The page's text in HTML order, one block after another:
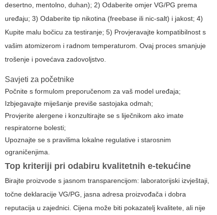
desertno, mentolno, duhan); 2) Odaberite omjer VG/PG prema
uređaju; 3) Odaberite tip nikotina (freebase ili nic-salt) i jakost; 4)
Kupite malu bočicu za testiranje; 5) Provjeravajte kompatibilnost s
vašim atomizerom i radnom temperaturom. Ovaj proces smanjuje
trošenje i povećava zadovoljstvo.
Savjeti za početnike
Počnite s formulom preporučenom za vaš model uređaja;
Izbjegavajte miješanje previše sastojaka odmah;
Provjerite alergene i konzultirajte se s liječnikom ako imate
respiratorne bolesti;
Upoznajte se s pravilima lokalne regulative i starosnim
ograničenjima.
Top kriteriji pri odabiru kvalitetnih e-tekućine
Birajte proizvode s jasnom transparencijom: laboratorijski izvještaji,
točne deklaracije VG/PG, jasna adresa proizvođača i dobra
reputacija u zajednici. Cijena može biti pokazatelj kvalitete, ali nije